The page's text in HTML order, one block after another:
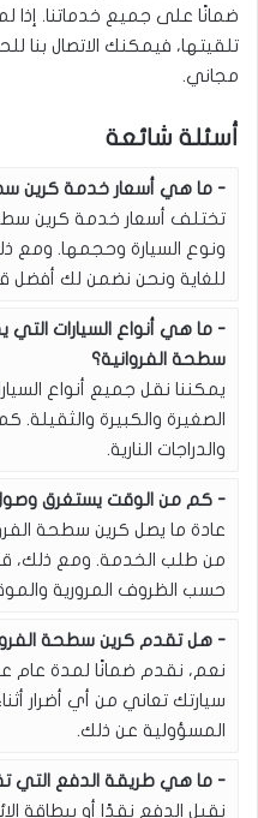
ضمانًا على جميع خدماتنا. إذا
تلقيتها، فيمكنك الاتصال بنا
مجاني.
أسئلة شائعة
ما هي أسعار خدمة كرين
تختلف أسعار خدمة كرين
ونوع السيارة وحجمها. ومع
للغاية ونحن نضمن لك أفضل
ما هي أنواع السيارات
سطحة الفروانية؟
يمكننا نقل جميع أنواع
الصغيرة والكبيرة والثقيلة.
والدراجات النارية.
كم من الوقت يستغرق
من طلب الخدمة. ومع ذلك،
حسب الظروف المرورية
هل تقدم كرين سطحة
نعم، نقدم ضمانًا لمدة عام
سيارتك تعاني من أي أضرار
المسؤولية عن ذلك.
ما هي طريقة الدفع التي
نقبل الدفع نقدًا أو ببطاقة